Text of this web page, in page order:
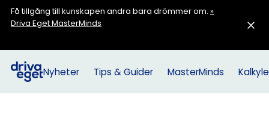
Få tillgång till kunskapen andra bara drömmer om. »
Driva Eget MasterMinds
Nyheter Tips & Guider MasterMinds